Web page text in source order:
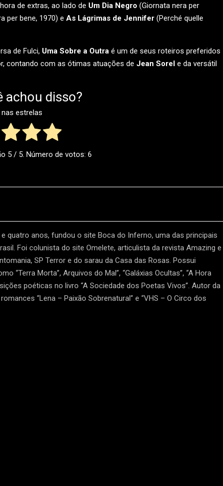
de extras, ao lado de Um Dia Negro (Giornata nera per
per bene, 1970) e As Lágrimas de Jennifer (Perché quelle
de Fulci, Uma Sobre a Outra é um de seus roteiros preferidos
contando com as ótimas atuações de Jean Sorel e da versátil
achou disso?
nas estrelas
5/ 5. Número de votos: 6
quatro anos, fundou o site Boca do Inferno, uma das principais
Foi colunista do site Omelete, articulista da revista Amazing e
SP Terror e do sarau da Casa das Rosas. Possui
“Terra Morta”, Arquivos do Mal”, “Galáxias Ocultas”, “A Hora
poéticas no livro “A Sociedade dos Poetas Vivos”. Autor da
“Lena – Paixão Sobrenatural” e “VHS – O Circo dos